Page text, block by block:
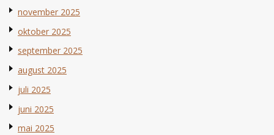
november 2025
oktober 2025
september 2025
august 2025
juli 2025
juni 2025
mai 2025